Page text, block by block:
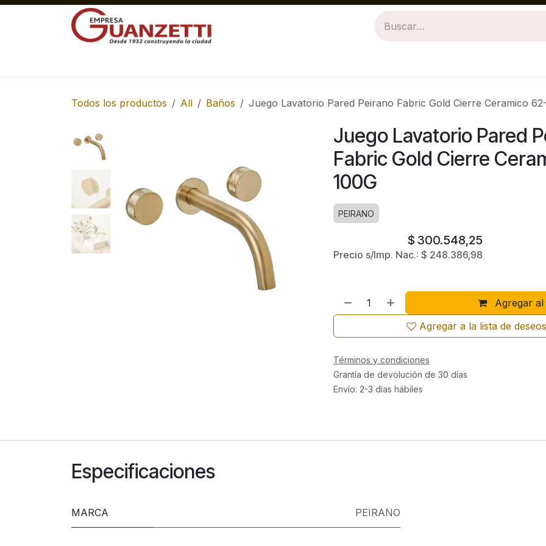
Ir al contenido
Todos los productos All Baños Juego Lavatorio Pared Peirano Fabric Gold Cierre Ceramico
Juego Lavatorio Pared
Fabric Gold Cierre
100G
PEIRANO
$ 300.548,25
Precio s/Imp. Nac.: $ 248.386,98
Agregar
Agregar a la lista de deseos
Términos y condiciones
Grantía de devolución de 30 días
Envío: 2-3 días hábiles
Especificaciones
MARCA PEIRANO